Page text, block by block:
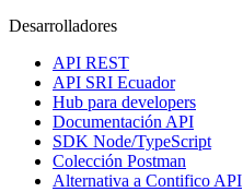
Desarrolladores
API REST
API SRI Ecuador
Hub para developers
Documentación API
SDK Node/TypeScript
Colección Postman
Alternativa a Contifico API